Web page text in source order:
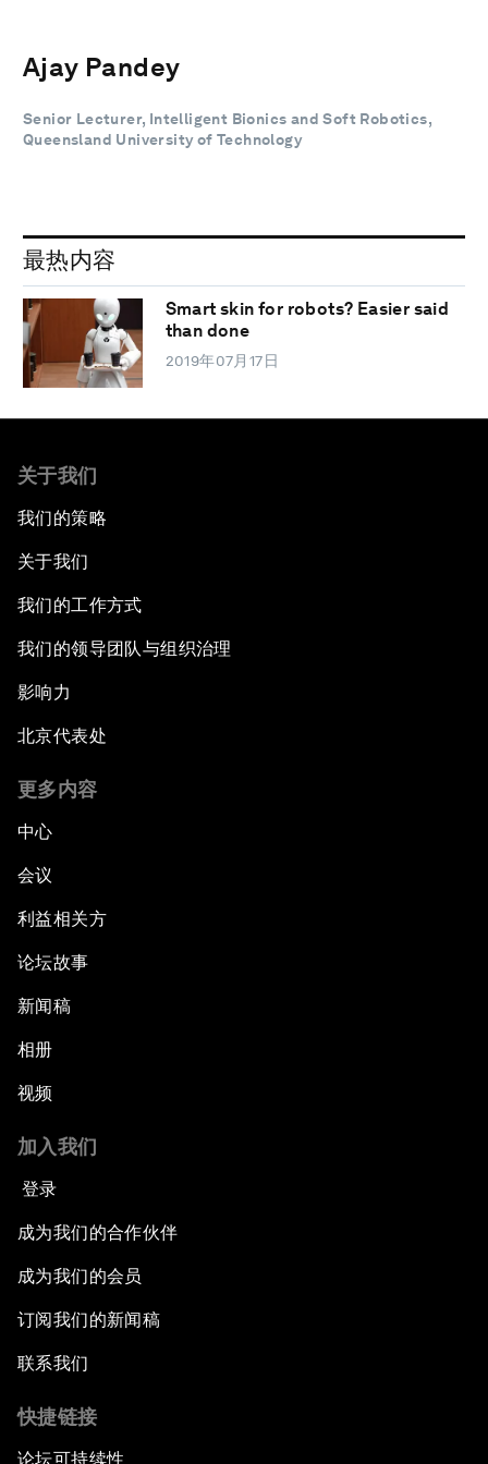
Ajay Pandey
Senior Lecturer, Intelligent Bionics and Soft Robotics,
Queensland University of Technology
最热内容
Smart skin for robots? Easier said
than done
2019年07月17日
关于我们
我们的策略
关于我们
我们的工作方式
我们的领导团队与组织治理
影响力
北京代表处
更多内容
中心
会议
利益相关方
论坛故事
新闻稿
相册
视频
加入我们
登录
成为我们的合作伙伴
成为我们的会员
订阅我们的新闻稿
联系我们
快捷链接
论坛可持续性